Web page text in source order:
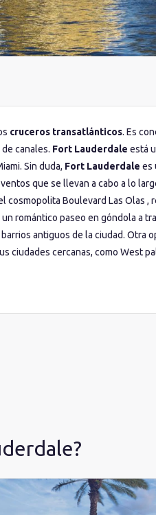
cruceros transatlánticos. Es
canales. Fort Lauderdale está
Sin duda, Fort Lauderdale es
que se llevan a cabo a lo
cosmopolita Boulevard Las Olas ,
romántico paseo en góndola a
antiguos de la ciudad. Otra
ciudades cercanas, como West